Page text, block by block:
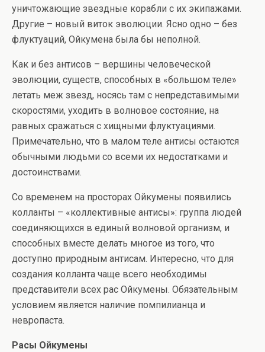
уничтожающие звездные корабли с их экипажами.
Другие – новый виток эволюции. Ясно одно – без
флуктуаций, Ойкумена была бы неполной.
Как и без антисов – вершины человеческой
эволюции, существ, способных в «большом теле»
летать меж звезд, носясь там с непредставимыми
скоростями, уходить в волновое состояние, на
равных сражаться с хищными флуктуациями.
Примечательно, что в малом теле антисы остаются
обычными людьми со всеми их недостатками и
достоинствами.
Со временем на просторах Ойкумены появились
колланты – «коллективные антисы»: группа людей
соединяющихся в единый волновой организм, и
способных вместе делать многое из того, что
доступно природным антисам. Интересно, что для
создания колланта чаще всего необходимы
представители всех рас Ойкумены. Обязательным
условием является наличие помпилианца и
невропаста.​‌ ‌‌ ​​‌​‌‌ ​‌​​​‌ ​​‌‌​‌ ​​‌‌​‌ ​​‌​‌‌ ‌​​​‌ ​​‌‌‌​ ​​​‌‌‌ ​​‌​​‌ ​‌​​‌‌ ​‌​‌​‌​ ​‌‌​‌‌​ ​‌‌‌​‌‌
Расы Ойкумены